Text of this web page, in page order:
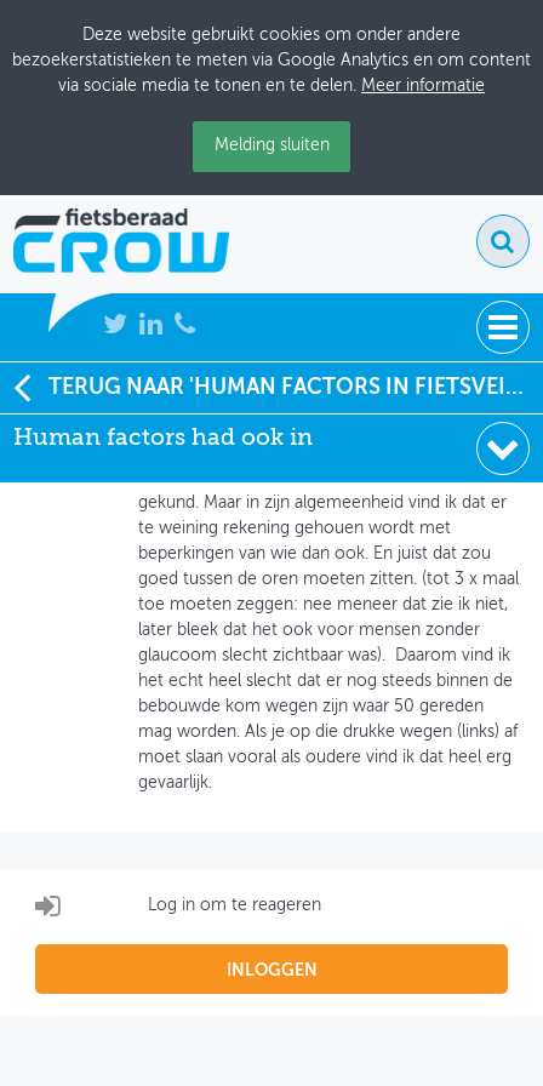
Deze website gebruikt cookies om onder andere
bezoekerstatistieken te meten via Google Analytics en om content
via sociale media te tonen en te delen. Meer informatie
Melding sluiten
NIEUWS
BIJEENKOMSTEN
KENNISBANK
ADRESSENBOEK
OVER FIETSBERAAD
THEMASITES
MIJN PROFIEL
GEBRUIKER
TERUG NAAR 'HUMAN FACTORS IN FIETSVEILIGHEID - CROW-FIETSBERAAD NOTITIE'
Human factors had ook in
Riet Beukert, particulier
15-06-2026 om 10:56
gekund. Maar in zijn algemeenheid vind ik dat er
te weining rekening gehouen wordt met
beperkingen van wie dan ook. En juist dat zou
goed tussen de oren moeten zitten. (tot 3 x maal
toe moeten zeggen: nee meneer dat zie ik niet,
later bleek dat het ook voor mensen zonder
glaucoom slecht zichtbaar was). Daarom vind ik
het echt heel slecht dat er nog steeds binnen de
bebouwde kom wegen zijn waar 50 gereden
mag worden. Als je op die drukke wegen (links) af
moet slaan vooral als oudere vind ik dat heel erg
gevaarlijk.
Log in om te reageren
INLOGGEN